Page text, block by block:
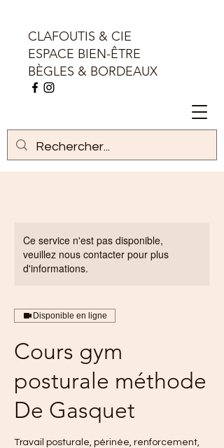
CLAFOUTIS & CIE
ESPACE BIEN-ÊTRE
BÈGLES & BORDEAUX
Ce service n'est pas disponible,
veuillez nous contacter pour plus
d'informations.
Disponible en ligne
Cours gym
posturale méthode
De Gasquet
Travail posturale, périnée, renforcement,